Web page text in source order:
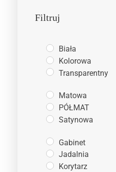
Filtruj
Biała
Kolorowa
Transparentny
Matowa
PÓŁMAT
Satynowa
Gabinet
Jadalnia
Korytarz